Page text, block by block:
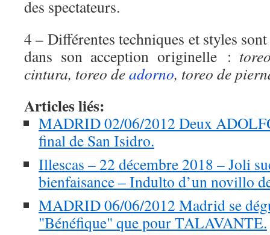
des spectateurs.
4 – Différentes techniques et styles
dans son acception originelle :
cintura, toreo deadorno, toreo de
Articles liés:
MADRID 02/06/2012 Deux
final de San Isidro.
Illescas – 22 décembre 2018 – Joli
bienfaisance – Indulto d’un novillo
MADRID 06/06/2012 Madrid se
"Bénéfique" que pour TALAVANTE.